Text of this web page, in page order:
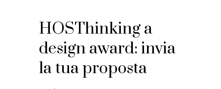
HOSThinking a
design award: invia
la tua proposta